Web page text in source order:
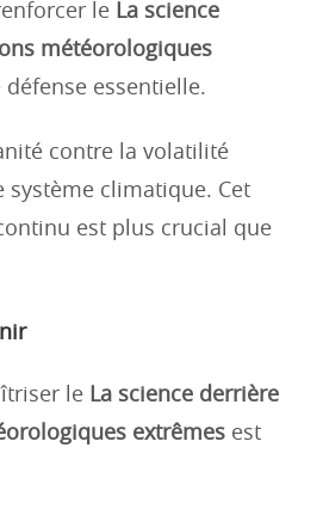
le La science
météorologiques
défense essentielle.
contre la volatilité
système climatique. Cet
est plus crucial que
le La science derrière
extrêmes est